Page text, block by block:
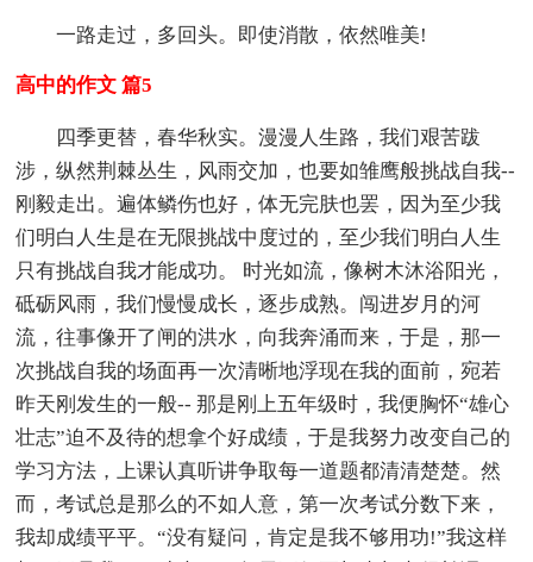
一路走过，多回头。即使消散，依然唯美!
高中的作文 篇5
四季更替，春华秋实。漫漫人生路，我们艰苦跋
涉，纵然荆棘丛生，风雨交加，也要如雏鹰般挑战自我--
刚毅走出。遍体鳞伤也好，体无完肤也罢，因为至少我
们明白人生是在无限挑战中度过的，至少我们明白人生
只有挑战自我才能成功。 时光如流，像树木沐浴阳光，
砥砺风雨，我们慢慢成长，逐步成熟。闯进岁月的河
流，往事像开了闸的洪水，向我奔涌而来，于是，那一
次挑战自我的场面再一次清晰地浮现在我的面前，宛若
昨天刚发生的一般-- 那是刚上五年级时，我便胸怀“雄心
壮志”迫不及待的想拿个好成绩，于是我努力改变自己的
学习方法，上课认真听讲争取每一道题都清清楚楚。然
而，考试总是那么的不如人意，第一次考试分数下来，
我却成绩平平。“没有疑问，肯定是我不够用功!”我这样